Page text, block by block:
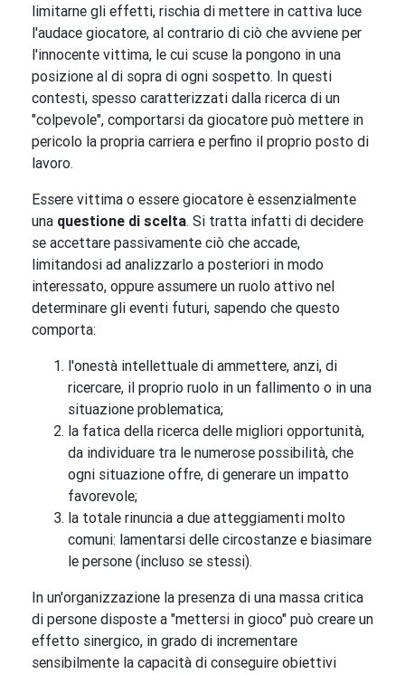
limitarne gli effetti, rischia di mettere in cattiva luce
l'audace giocatore, al contrario di ciò che avviene per
l'innocente vittima, le cui scuse la pongono in una
posizione al di sopra di ogni sospetto. In questi
contesti, spesso caratterizzati dalla ricerca di un
"colpevole", comportarsi da giocatore può mettere in
pericolo la propria carriera e perfino il proprio posto di
lavoro.
Essere vittima o essere giocatore è essenzialmente
una questione di scelta. Si tratta infatti di decidere
se accettare passivamente ciò che accade,
limitandosi ad analizzarlo a posteriori in modo
interessato, oppure assumere un ruolo attivo nel
determinare gli eventi futuri, sapendo che questo
comporta:
l'onestà intellettuale di ammettere, anzi, di
ricercare, il proprio ruolo in un fallimento o in una
situazione problematica;
la fatica della ricerca delle migliori opportunità,
da individuare tra le numerose possibilità, che
ogni situazione offre, di generare un impatto
favorevole;
la totale rinuncia a due atteggiamenti molto
comuni: lamentarsi delle circostanze e biasimare
le persone (incluso se stessi).
In un'organizzazione la presenza di una massa critica
di persone disposte a "mettersi in gioco" può creare un
effetto sinergico, in grado di incrementare
sensibilmente la capacità di conseguire obiettivi